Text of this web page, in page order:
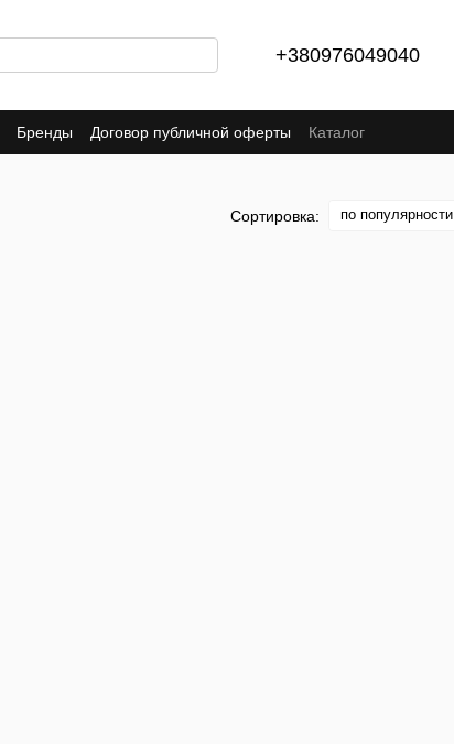
+380976049040
Бренды Договор публичной оферты Каталог
Сортировка: по популярности